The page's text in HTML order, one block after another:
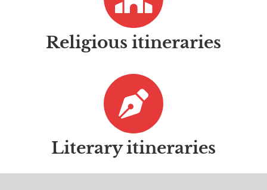
Religious itineraries
Literary itineraries